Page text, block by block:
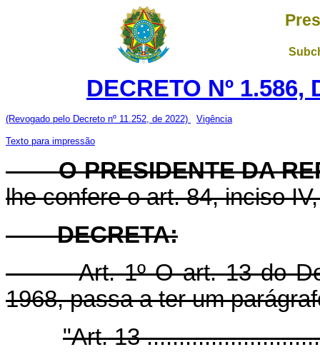
DECRETO Nº 1.586,
(Revogado pelo Decreto nº 11.252, de 2022) Vigência
Texto para impressão
O PRESIDENTE DA
lhe confere o art. 84, inciso
DECRETA:
Art. 1º O art. 13 do
1968, passa a ter um
"Art. 13